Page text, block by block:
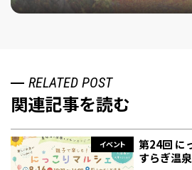
RELATED POST
関連記事を読む
イベント
第24回 に
すらぎ温泉